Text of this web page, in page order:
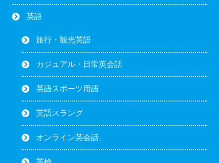
英語
旅行・観光英語
カジュアル・日常英会話
英語スポーツ用語
英語スラング
オンライン英会話